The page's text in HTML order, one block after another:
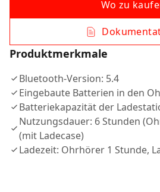
Wo zu
Produktmerkmale
Bluetooth-Version: 5.4
Eingebaute Batterien in den
Batteriekapazität der
Nutzungsdauer: 6 Stunden
(mit Ladecase)
Ladezeit: Ohrhörer 1 Stunde,